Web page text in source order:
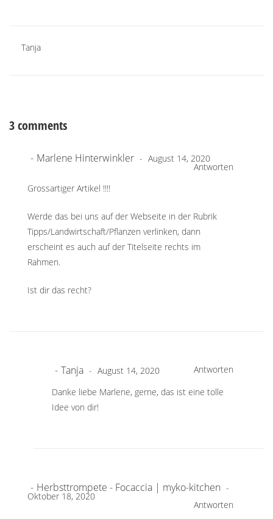
Tanja
3 comments
Marlene Hinterwinkler August 14, 2020
Antworten
Grossartiger Artikel !!!!
Werde das bei uns auf der Webseite in der Rubrik
Tipps/Landwirtschaft/Pflanzen verlinken, dann
erscheint es auch auf der Titelseite rechts im
Rahmen.
Ist dir das recht?
Tanja August 14, 2020
Antworten
Danke liebe Marlene, gerne, das ist eine tolle
Idee von dir!
Herbsttrompete - Focaccia | myko-kitchen
Oktober 18, 2020
Antworten